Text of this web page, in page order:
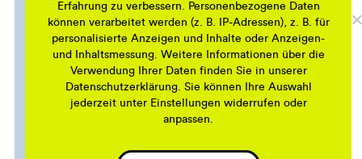
Erfahrung zu verbessern. Personenbezogene Daten
können verarbeitet werden (z. B. IP-Adressen), z. B. für
personalisierte Anzeigen und Inhalte oder Anzeigen-
und Inhaltsmessung. Weitere Informationen über die
Verwendung Ihrer Daten finden Sie in unserer
Datenschutzerklärung. Sie können Ihre Auswahl
jederzeit unter Einstellungen widerrufen oder
anpassen.